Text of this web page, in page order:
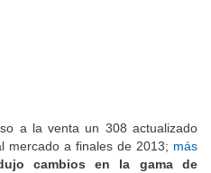
a la venta un 308 actualizado
mercado a finales de 2013; más
cambios en la gama de